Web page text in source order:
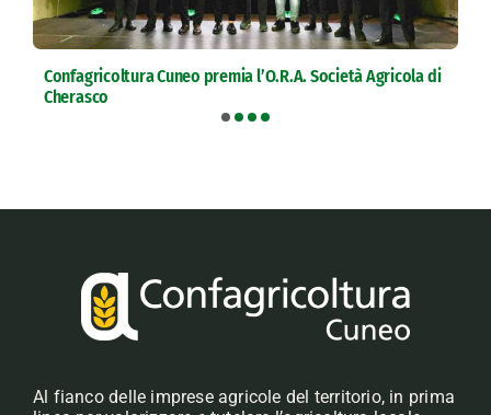
Confagricoltura Cuneo premia l’O.R.A. Società Agricola di
Cherasco
Al fianco delle imprese agricole del territorio, in prima